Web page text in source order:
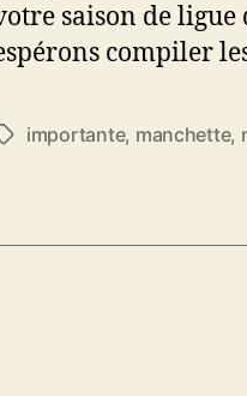
saison de
compiler
importante, manchette,